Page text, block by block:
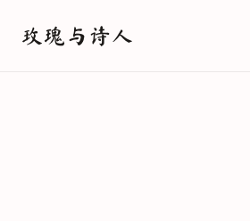
玫瑰与诗人